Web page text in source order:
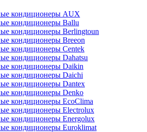
кондиционеры AUX
кондиционеры Ballu
кондиционеры Berlingtoun
кондиционеры Breeon
кондиционеры Centek
кондиционеры Dahatsu
кондиционеры Daikin
кондиционеры Daichi
кондиционеры Dantex
кондиционеры Denko
кондиционеры EcoClima
кондиционеры Electrolux
кондиционеры Energolux
кондиционеры Euroklimat